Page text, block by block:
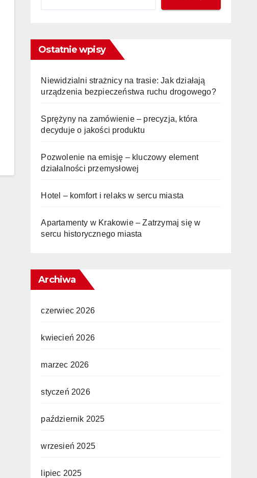
Ostatnie wpisy
Niewidzialni strażnicy na trasie: Jak działają
urządzenia bezpieczeństwa ruchu drogowego?
Sprężyny na zamówienie – precyzja, która
decyduje o jakości produktu
Pozwolenie na emisję – kluczowy element
działalności przemysłowej
Hotel – komfort i relaks w sercu miasta
Apartamenty w Krakowie – Zatrzymaj się w
sercu historycznego miasta
Archiwa
czerwiec 2026
kwiecień 2026
marzec 2026
styczeń 2026
październik 2025
wrzesień 2025
lipiec 2025